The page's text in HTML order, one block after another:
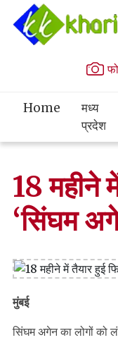
Home
मध्य
प्रदेश
18 महीने
‘सिंघम
मुंबई
सिंघम अगेन का लोगों को